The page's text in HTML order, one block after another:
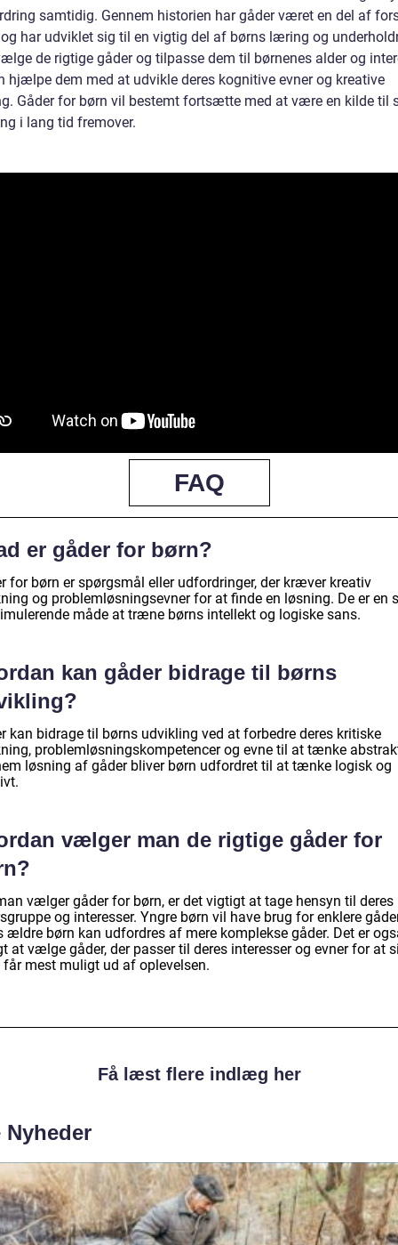
samtidig. Gennem historien har gåder været en del af
har udviklet sig til en vigtig del af børns læring og
de rigtige gåder og tilpasse dem til børnenes alder og
hjælpe dem med at udvikle deres kognitive evner og kreative
Gåder for børn vil bestemt fortsætte med at være en kilde til
i lang tid fremover.
FAQ
er gåder for børn?
for børn er spørgsmål eller udfordringer, der kræver kreativ
og problemløsningsevner for at finde en løsning. De er en
måde at træne børns intellekt og logiske sans.
kan gåder bidrage til børns
kan bidrage til børns udvikling ved at forbedre deres kritiske
problemløsningskompetencer og evne til at tænke
løsning af gåder bliver børn udfordret til at tænke logisk og
vælger man de rigtige gåder for
vælger gåder for børn, er det vigtigt at tage hensyn til deres
og interesser. Yngre børn vil have brug for enklere
ældre børn kan udfordres af mere komplekse gåder. Det er
at vælge gåder, der passer til deres interesser og evner for at
får mest muligt ud af oplevelsen.
Få læst flere indlæg her
Nyheder